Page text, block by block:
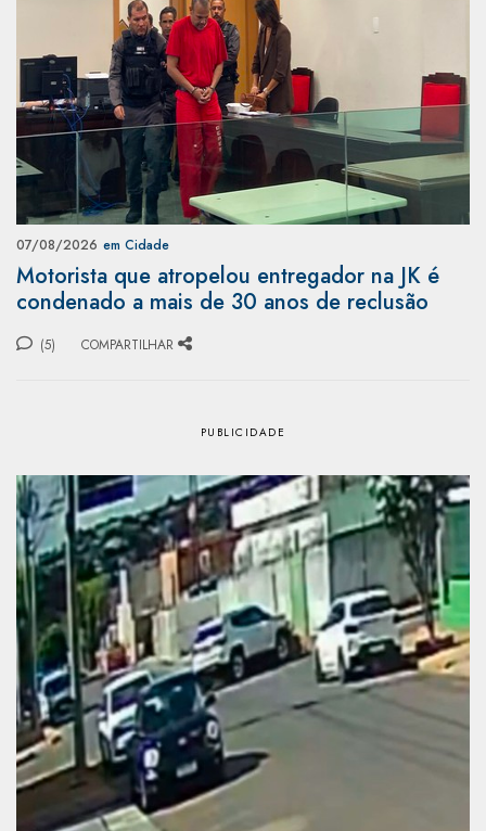
07/08/2026 em Cidade
Motorista que atropelou entregador na JK é
condenado a mais de 30 anos de reclusão
(5) COMPARTILHAR